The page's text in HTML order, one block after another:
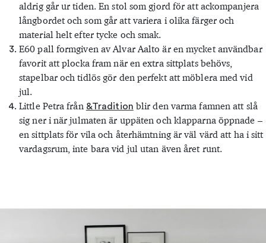
aldrig går ur tiden. En stol som gjord för att ackompanjera
långbordet och som går att variera i olika färger och
material helt efter tycke och smak.
E60 pall formgiven av Alvar Aalto är en mycket användbar
favorit att plocka fram när en extra sittplats behövs,
stapelbar och tidlös gör den perfekt att möblera med vid
jul.
Little Petra från &Tradition blir den varma famnen att slå
sig ner i när julmaten är uppäten och klapparna öppnade –
en sittplats för vila och återhämtning är väl värd att ha i sitt
vardagsrum, inte bara vid jul utan även året runt.